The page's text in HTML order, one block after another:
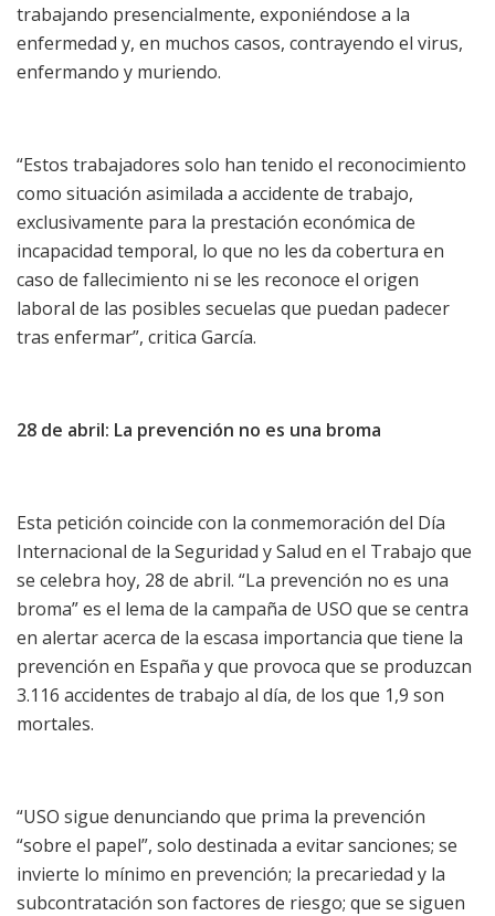
trabajando presencialmente, exponiéndose a la
enfermedad y, en muchos casos, contrayendo el virus,
enfermando y muriendo.
“Estos trabajadores solo han tenido el reconocimiento
como situación asimilada a accidente de trabajo,
exclusivamente para la prestación económica de
incapacidad temporal, lo que no les da cobertura en
caso de fallecimiento ni se les reconoce el origen
laboral de las posibles secuelas que puedan padecer
tras enfermar”, critica García.
28 de abril: La prevención no es una broma
Esta petición coincide con la conmemoración del Día
Internacional de la Seguridad y Salud en el Trabajo que
se celebra hoy, 28 de abril. “La prevención no es una
broma” es el lema de la campaña de USO que se centra
en alertar acerca de la escasa importancia que tiene la
prevención en España y que provoca que se produzcan
3.116 accidentes de trabajo al día, de los que 1,9 son
mortales.
“USO sigue denunciando que prima la prevención
“sobre el papel”, solo destinada a evitar sanciones; se
invierte lo mínimo en prevención; la precariedad y la
subcontratación son factores de riesgo; que se siguen